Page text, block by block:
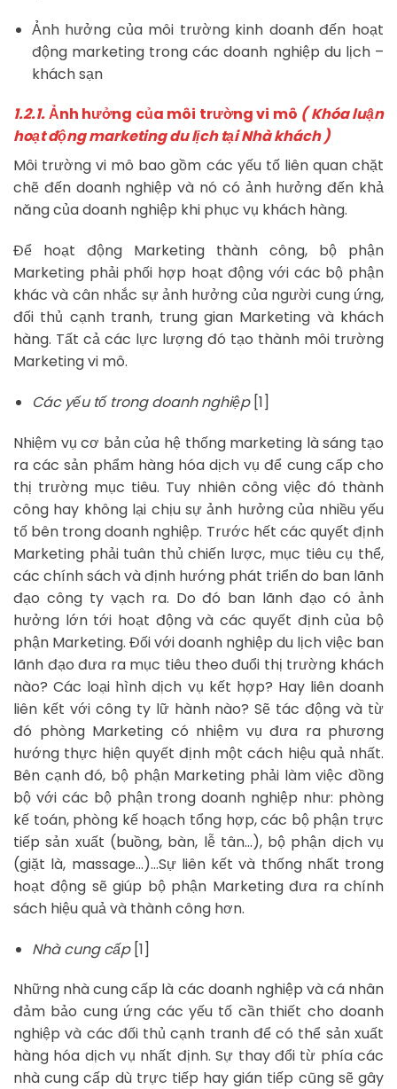
Ảnh hưởng của môi trường kinh doanh đến hoạt
động marketing trong các doanh nghiệp du lịch –
khách sạn
1.2.1.Ảnh hưởng của môi trường vi mô ( Khóa luận
hoạt động marketing du lịch tại Nhà khách )
Môi trường vi mô bao gồm các yếu tố liên quan chặt
chẽ đến doanh nghiệp và nó có ảnh hưởng đến khả
năng của doanh nghiệp khi phục vụ khách hàng.
Để hoạt động Marketing thành công, bộ phận
Marketing phải phối hợp hoạt động với các bộ phận
khác và cân nhắc sự ảnh hưởng của người cung ứng,
đối thủ cạnh tranh, trung gian Marketing và khách
hàng. Tất cả các lực lượng đó tạo thành môi trường
Marketing vi mô.
Các yếu tố trong doanh nghiệp [1]
Nhiệm vụ cơ bản của hệ thống marketing là sáng tạo
ra các sản phẩm hàng hóa dịch vụ để cung cấp cho
thị trường mục tiêu. Tuy nhiên công việc đó thành
công hay không lại chịu sự ảnh hưởng của nhiều yếu
tố bên trong doanh nghiệp. Trước hết các quyết định
Marketing phải tuân thủ chiến lược, mục tiêu cụ thể,
các chính sách và định hướng phát triển do ban lãnh
đạo công ty vạch ra. Do đó ban lãnh đạo có ảnh
hưởng lớn tới hoạt động và các quyết định của bộ
phận Marketing. Đối với doanh nghiệp du lịch việc ban
lãnh đạo đưa ra mục tiêu theo đuổi thị trường khách
nào? Các loại hình dịch vụ kết hợp? Hay liên doanh
liên kết với công ty lữ hành nào? Sẽ tác động và từ
đó phòng Marketing có nhiệm vụ đưa ra phương
hướng thực hiện quyết định một cách hiệu quả nhất.
Bên cạnh đó, bộ phận Marketing phải làm việc đồng
bộ với các bộ phận trong doanh nghiệp như: phòng
kế toán, phòng kế hoạch tổng hợp, các bộ phận trực
tiếp sản xuất (buồng, bàn, lễ tân…), bộ phận dịch vụ
(giặt là, massage…)…Sự liên kết và thống nhất trong
hoạt động sẽ giúp bộ phận Marketing đưa ra chính
sách hiệu quả và thành công hơn.
Nhà cung cấp [1]
Những nhà cung cấp là các doanh nghiệp và cá nhân
đảm bảo cung ứng các yếu tố cần thiết cho doanh
nghiệp và các đối thủ cạnh tranh để có thể sản xuất
hàng hóa dịch vụ nhất định. Sự thay đổi từ phía các
nhà cung cấp dù trực tiếp hay gián tiếp cũng sẽ gây